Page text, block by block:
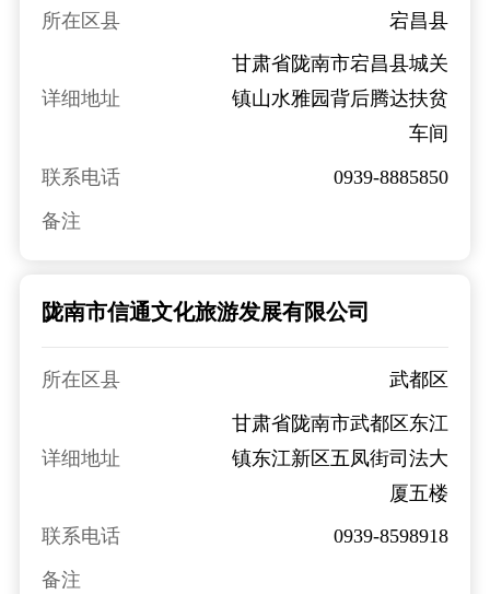
所在区县 宕昌县
详细地址
甘肃省陇南市宕昌县城关
镇山水雅园背后腾达扶贫
车间
联系电话
0939-8885850
备注
陇南市信通文化旅游发展有限公司
所在区县 武都区
详细地址
甘肃省陇南市武都区东江
镇东江新区五凤街司法大
厦五楼
联系电话
0939-8598918
备注